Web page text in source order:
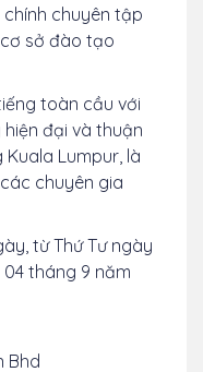
chuyên tập
sở đào tạo
toàn cầu với
đại và thuận
Lumpur, là
chuyên gia
từ Thứ Tư ngày
tháng 9 năm
Bhd